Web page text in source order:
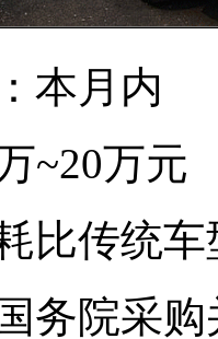
本月内
~20万元
比传统车
务院采